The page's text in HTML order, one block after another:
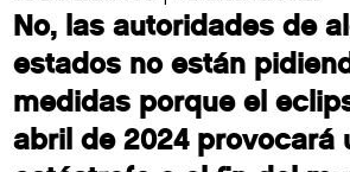
No, las autoridades de
estados no están
medidas porque el
abril de 2024 provocará